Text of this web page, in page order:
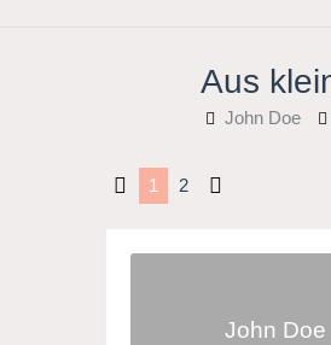
Aus
John Doe
1 2
John Doe